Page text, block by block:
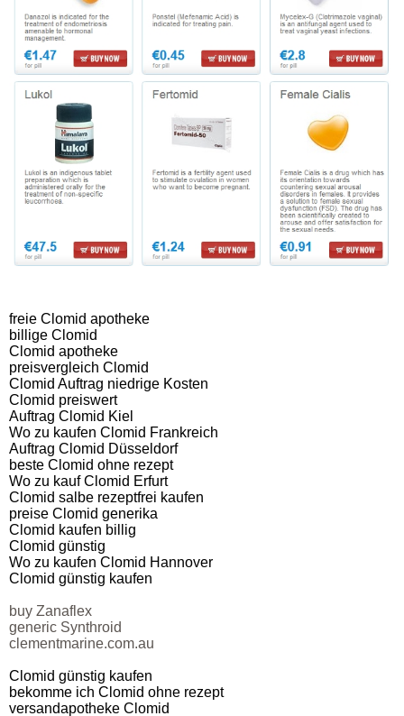
freie Clomid apotheke
billige Clomid
Clomid apotheke
preisvergleich Clomid
Clomid Auftrag niedrige Kosten
Clomid preiswert
Auftrag Clomid Kiel
Wo zu kaufen Clomid Frankreich
Auftrag Clomid Düsseldorf
beste Clomid ohne rezept
Wo zu kauf Clomid Erfurt
Clomid salbe rezeptfrei kaufen
preise Clomid generika
Clomid kaufen billig
Clomid günstig
Wo zu kaufen Clomid Hannover
Clomid günstig kaufen
buy Zanaflex
generic Synthroid
clementmarine.com.au
Clomid günstig kaufen
bekomme ich Clomid ohne rezept
versandapotheke Clomid